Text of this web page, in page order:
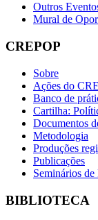
Outros
Mural de
CREPOP
Sobre
Ações do
Banco de
Cartilha:
Documentos
Metodologia
Produções
Publicações
Seminários
BIBLIOTECA